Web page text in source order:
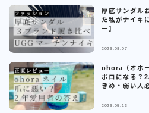
NAOMIの日常
こんにちはNAOMIです
お問い合わせ
厚底サンダル
た私がナイキ
ー】
2026.08.07
ohora（オホ
ボロになる？
きめ・弱い人
2026.05.13